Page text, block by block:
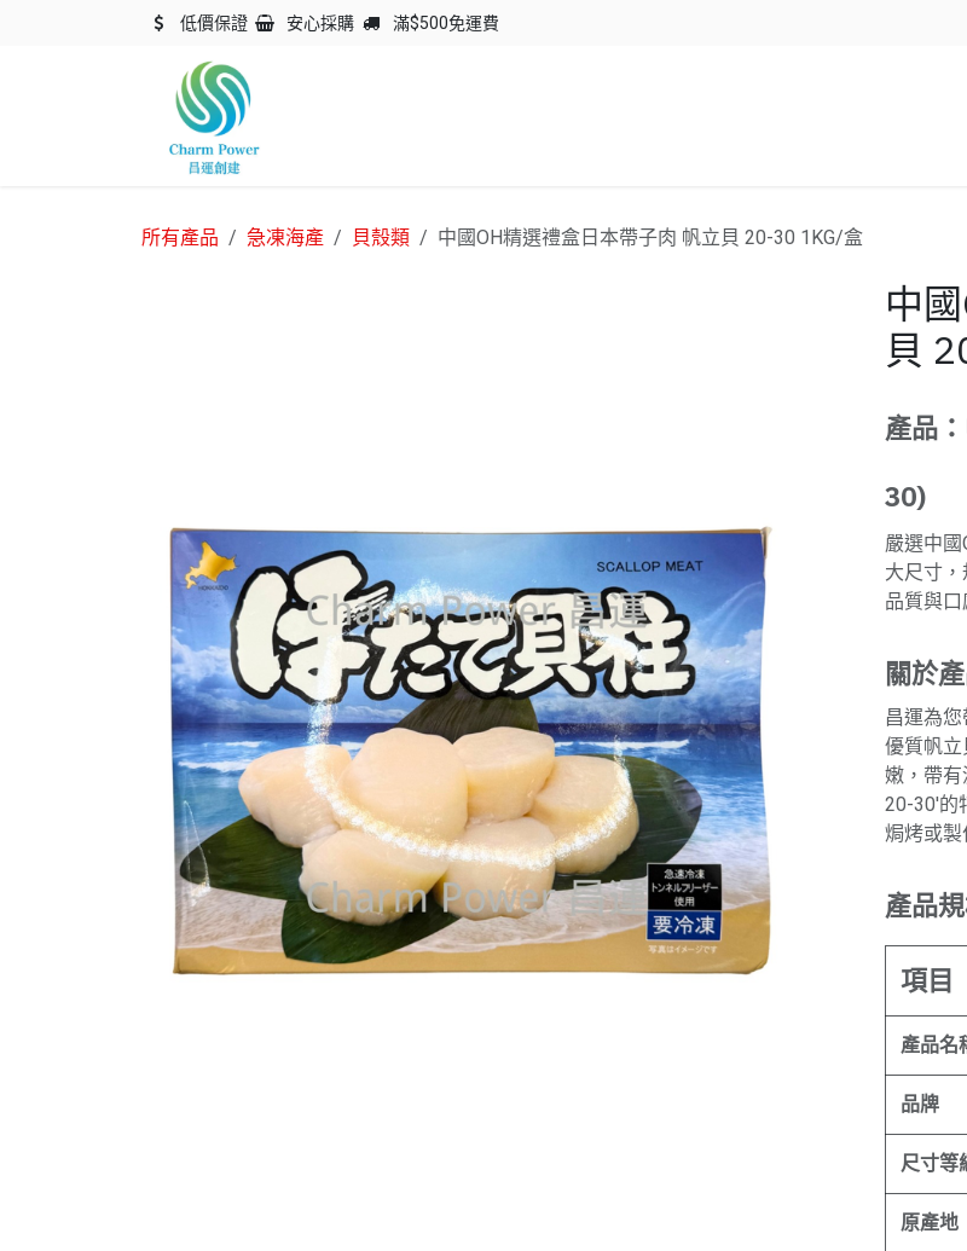
低價保證 安心採購 滿$500免運費
所有產品 急凍海產 貝殼類 中國OH精選禮盒日本帶子肉 帆立貝 20-30 1KG/盒
中
貝
產品
30)
嚴選中
大尺寸
品質與
關於產
昌運為
優質帆
嫩，帶有
20-30'的
焗烤或製
產品規
項目
產品名
品牌
尺寸等
原產地